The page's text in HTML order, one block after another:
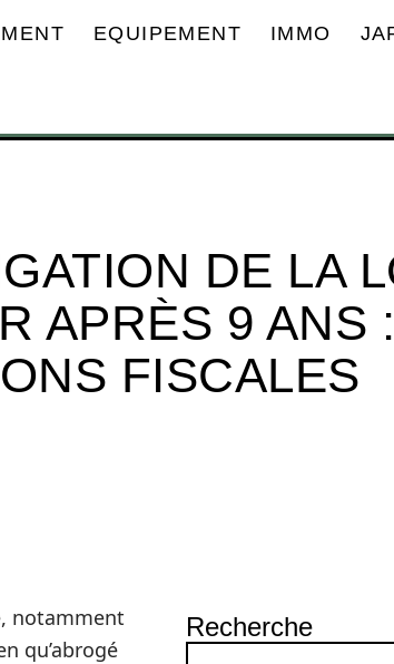
EQUIPEMENT IMMO
DE LA
APRÈS 9 ANS :
FISCALES
notamment
qu’abrogé
Recherche